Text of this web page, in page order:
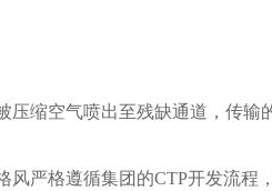
压缩空气喷出至残缺通道，传输
风严格遵循集团的CTP开发流程